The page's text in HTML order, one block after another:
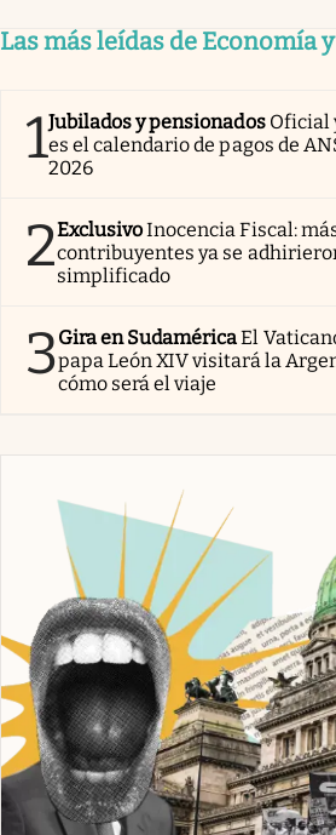
Las más leídas de Economía
1Jubilados y pensionados Oficial
es el calendario de pagos de
2026
2ExclusivoInocencia Fiscal:
contribuyentes ya se
simplificado
3Gira en SudaméricaEl
papa León XIV visitará la
cómo será el viaje